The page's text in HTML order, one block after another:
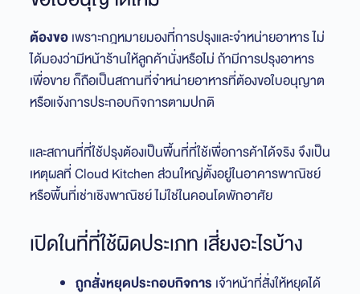
ต้องขอเพราะกฎหมายมองที่การปรุงและจำหน่ายอาหาร ไม่
ได้มองว่ามีหน้าร้านให้ลูกค้านั่งหรือไม่ ถ้ามีการปรุงอาหาร
เพื่อขาย ก็ถือเป็นสถานที่จำหน่ายอาหารที่ต้องขอใบอนุญาต
หรือแจ้งการประกอบกิจการตามปกติ
และสถานที่ที่ใช้ปรุงต้องเป็นพื้นที่ที่ใช้เพื่อการค้าได้จริง จึงเป็น
เหตุผลที่ Cloud Kitchen ส่วนใหญ่ตั้งอยู่ในอาคารพาณิชย์
หรือพื้นที่เช่าเชิงพาณิชย์ ไม่ใช่ในคอนโดพักอาศัย
เปิดในที่ที่ใช้ผิดประเภท เสี่ยงอะไรบ้าง
ถูกสั่งหยุดประกอบกิจการ เจ้าหน้าที่สั่งให้หยุดได้